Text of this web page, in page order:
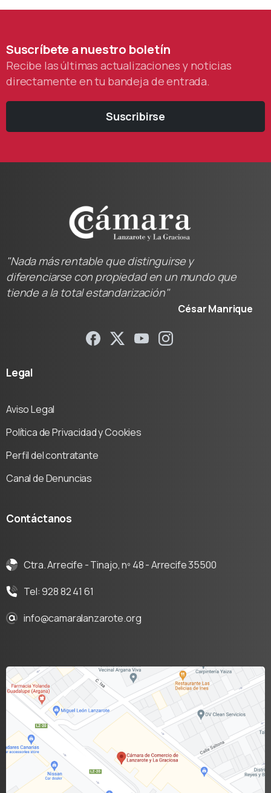
Suscríbeteanuestro boletín
Recibe las últimas actualizaciones y noticias
directamente en tu bandeja de entrada.
Suscribirse
"Nada más rentable que distinguirse y
diferenciarse con propiedad en un mundo que
tiende a la total estandarización"
César Manrique
Legal
Aviso Legal
Política de Privacidad y Cookies
Perfil del contratante
Canal de Denuncias
Contáctanos
Ctra. Arrecife - Tinajo, nº 48 - Arrecife 35500
Tel: 928 82 41 61
info@camaralanzarote.org